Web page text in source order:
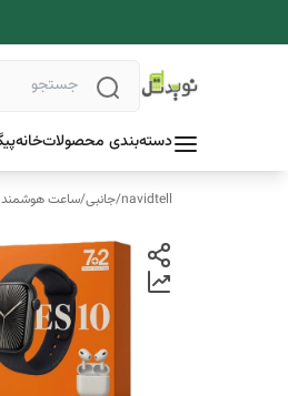
دسته‌بندی محصولاتخانه
navidtell
/جانبی/ساعت هوشمند